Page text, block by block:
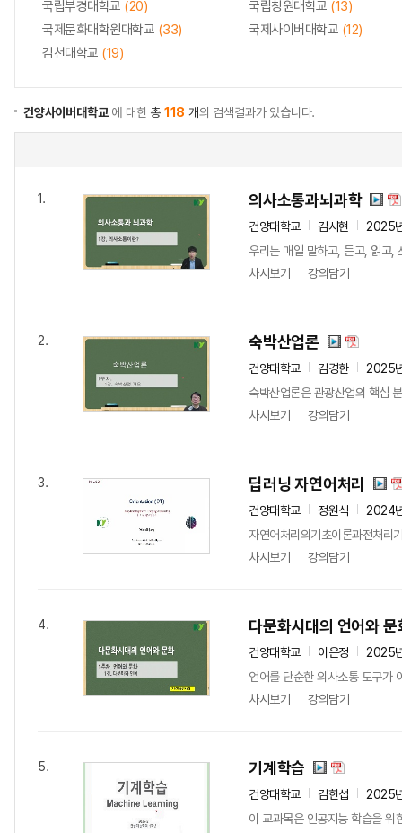
국립부경대학교 (20) 국립창원대학교 (13)
국제문화대학원대학교 (33) 국제사이버대학교 (12)
김천대학교 (19)
건양사이버대학교에 대한총 118 개의 검색결과가 있습니다.
1. 의사소통과뇌과학
건양대학교 김시현
2025
우리는 매일 말하고, 듣고, 읽고,
차시보기
강의담기
2. 숙박산업론
건양대학교 김경한
2025
숙박산업론은 관광산업의 핵심
차시보기
강의담기
3. 딥러닝 자연어처리
건양대학교 정원식
2024
자연어처리의기초이론과전처
차시보기
강의담기
4. 다문화시대의 언어와 문
건양대학교 이은정
2025
언어를 단순한 의사소통 도구가
차시보기
강의담기
5. 기계학습
건양대학교 김한섭
2025
이 교과목은 인공지능 학습을 위